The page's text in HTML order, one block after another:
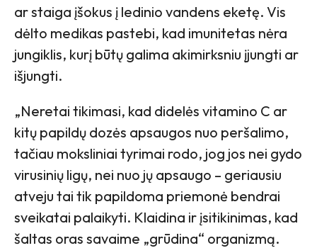
ar staiga įšokus į ledinio vandens eketę. Vis
dėlto medikas pastebi, kad imunitetas nėra
jungiklis, kurį būtų galima akimirksniu įjungti ar
išjungti.
„Neretai tikimasi, kad didelės vitamino C ar
kitų papildų dozės apsaugos nuo peršalimo,
tačiau moksliniai tyrimai rodo, jog jos nei gydo
virusinių ligų, nei nuo jų apsaugo – geriausiu
atveju tai tik papildoma priemonė bendrai
sveikatai palaikyti. Klaidina ir įsitikinimas, kad
šaltas oras savaime „grūdina“ organizmą.